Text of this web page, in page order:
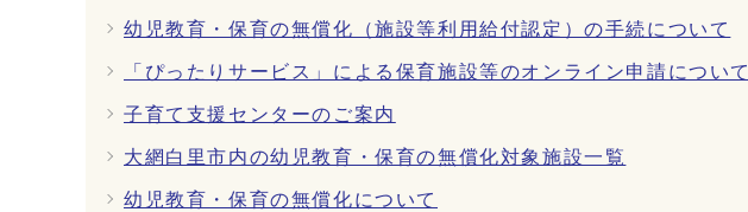
幼児教育・保育の無償化（施設等利用給付認定）の手続について
「ぴったりサービス」による保育施設等のオンライン申請について
子育て支援センターのご案内
大網白里市内の幼児教育・保育の無償化対象施設一覧
幼児教育・保育の無償化について